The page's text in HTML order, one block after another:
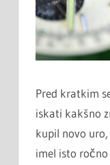
Pred kratkim
iskati kakšno
kupil novo
imel isto